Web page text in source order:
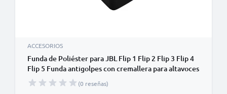
ACCESORIOS
Funda de Poliéster para JBL Flip 1 Flip 2 Flip 3 Flip 4
Flip 5 Funda antigolpes con cremallera para altavoces
bluetooth - Funda acolchada de 18 x 7 x 7,4 cm en
negro, Hard case
(0 reseñas)